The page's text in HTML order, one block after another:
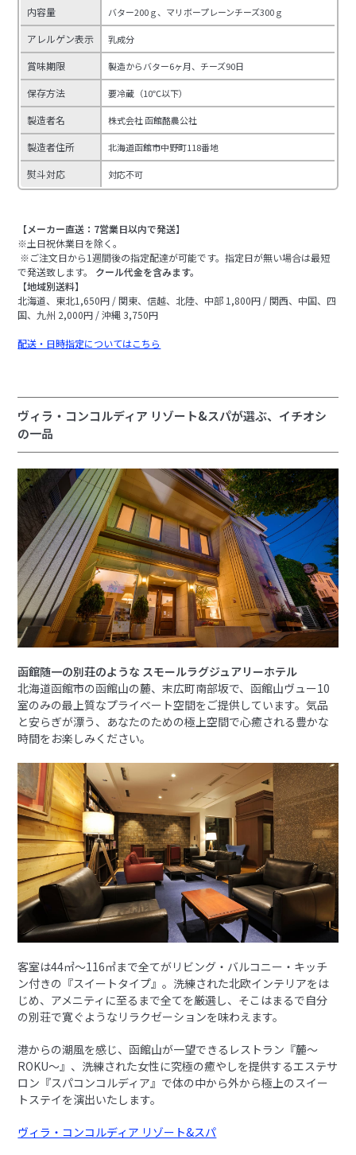
内容量 バター200ｇ、マリボープレーンチーズ300ｇ
アレルゲン表示 乳成分
賞味期限 製造からバター6ヶ月、チーズ90日
保存方法 要冷蔵（10℃以下）
製造者名 株式会社 函館酪農公社
製造者住所 北海道函館市中野町118番地
熨斗対応 対応不可
【メーカー直送：7営業日以内で発送】
※土日祝休業日を除く。
※ご注文日から1週間後の指定配達が可能です。指定日が無い場合は最短
で発送致します。 クール代金を含みます。
【地域別送料】
北海道、東北1,650円 / 関東、信越、北陸、中部 1,800円 / 関西、中国、四
国、九州 2,000円 / 沖縄 3,750円
配送・日時指定についてはこちら
ヴィラ・コンコルディア リゾート&スパが選ぶ、イチオシ
の一品
函館随一の別荘のような スモールラグジュアリーホテル
北海道函館市の函館山の麓、末広町南部坂で、函館山ヴュー10
室のみの最上質なプライベート空間をご提供しています。気品
と安らぎが漂う、あなたのための極上空間で心癒される豊かな
時間をお楽しみください。
客室は44㎡〜116㎡まで全てがリビング・バルコニー・キッチ
ン付きの『スイートタイプ』。洗練された北欧インテリアをは
じめ、アメニティに至るまで全てを厳選し、そこはまるで自分
の別荘で寛ぐようなリラクゼーションを味わえます。
港からの潮風を感じ、函館山が一望できるレストラン『麓〜
ROKU〜』、洗練された女性に究極の癒やしを提供するエステサ
ロン『スパコンコルディア』で体の中から外から極上のスイー
トステイを演出いたします。
ヴィラ・コンコルディア リゾート&スパ